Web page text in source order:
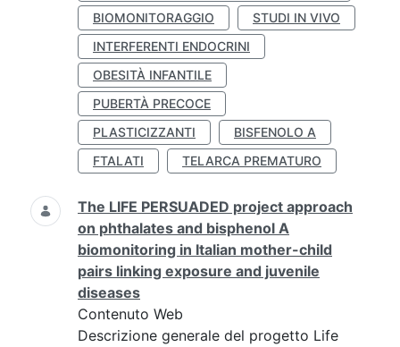
BIOMONITORAGGIO
STUDI IN VIVO
INTERFERENTI ENDOCRINI
OBESITÀ INFANTILE
PUBERTÀ PRECOCE
PLASTICIZZANTI
BISFENOLO A
FTALATI
TELARCA PREMATURO
The LIFE PERSUADED project approach
on phthalates and bisphenol A
biomonitoring in Italian mother-child
pairs linking exposure and juvenile
diseases
Contenuto Web
Descrizione generale del progetto Life